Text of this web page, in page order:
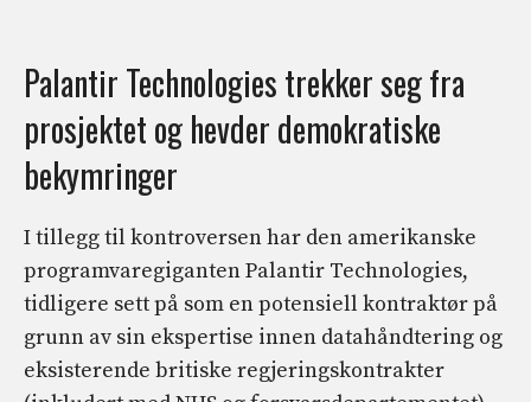
Palantir Technologies trekker seg fra
prosjektet og hevder demokratiske
bekymringer
I tillegg til kontroversen har den amerikanske
programvaregiganten Palantir Technologies,
tidligere sett på som en potensiell kontraktør på
grunn av sin ekspertise innen datahåndtering og
eksisterende britiske regjeringskontrakter